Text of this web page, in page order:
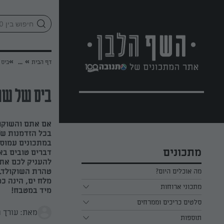
מתכונים
מה אוכלים היום?
מתכוני ארוחות
ארוחת בוקר
ארוחת צהריים
סלטים כריכים וממרחים
כל הסלטים כריכים וממרחים
תוספות
דף הבית »
...
»
ביס של
אם אתם
בכל הזדמנות
במתכונים
דברים טובים
להעניק לכם
טהרת
מלח ים, הינה
מיד במטבח!
מאת: עורך